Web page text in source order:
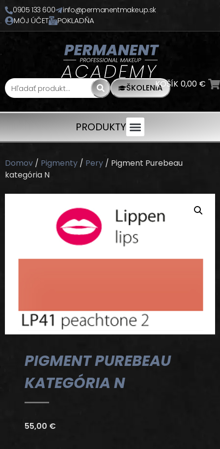
0905 133 600 info@permanentmakeup.sk
MÔJ ÚČET POKLADŇA
ŠKOLENIAKOŠÍK 0,00 €
PRODUKTY
Domov / Pigmenty / Pery / Pigment Purebeau
kategória N
PIGMENT PUREBEAU
KATEGÓRIA N
55,00 €